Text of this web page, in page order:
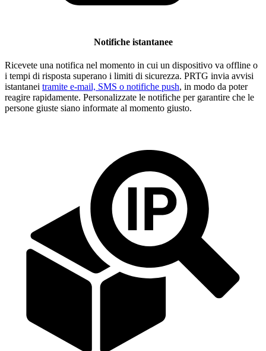
Notifiche istantanee
Ricevete una notifica nel momento in cui un dispositivo va offline o
i tempi di risposta superano i limiti di sicurezza. PRTG invia avvisi
istantanei tramite e-mail, SMS o notifiche push, in modo da poter
reagire rapidamente. Personalizzate le notifiche per garantire che le
persone giuste siano informate al momento giusto.